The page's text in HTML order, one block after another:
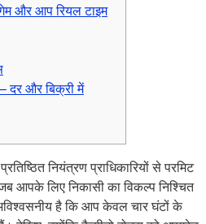
और आप रियल टाइम
दर और बिक्री में
नियंत्रण प्राधिकारियों से परमिट
आपके लिए निकासी का विकल्प निश्चित
हैकि आप केवल चार घंटों के